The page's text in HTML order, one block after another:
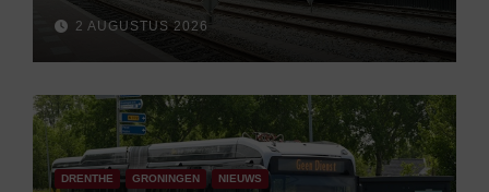
2 AUGUSTUS 2026
DRENTHE GRONINGEN NIEUWS